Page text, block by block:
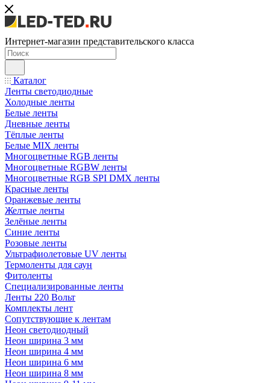
Интернет-магазин представительского класса
Каталог
Ленты светодиодные
Холодные ленты
Белые ленты
Дневные ленты
Тёплые ленты
Белые MIX ленты
Многоцветные RGB ленты
Многоцветные RGBW ленты
Многоцветные RGB SPI DMX ленты
Красные ленты
Оранжевые ленты
Желтые ленты
Зелёные ленты
Синие ленты
Розовые ленты
Ультрафиолетовые UV ленты
Термоленты для саун
Фитоленты
Специализированные ленты
Ленты 220 Вольт
Комплекты лент
Сопутствующие к лентам
Неон светодиодный
Неон ширина 3 мм
Неон ширина 4 мм
Неон ширина 6 мм
Неон ширина 8 мм